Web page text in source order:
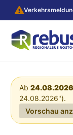
Ab 24.08.2026
24.08.2026").
Vorschau